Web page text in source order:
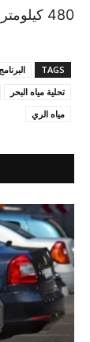
480 كيلومتر.
TAGS
تحلية مياه البحر
مياه الري